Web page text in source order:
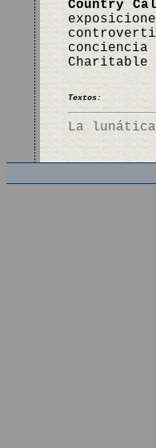
Country
Charitable
Textos:
La